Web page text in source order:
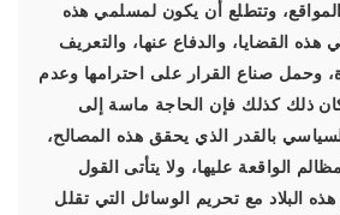
وتتطلع أن يكون لمسلمي هذه
هذه القضايا، والدفاع عنها، والتعريف
وحمل صناع القرار على احترامها وعدم
كان ذلك كذلك فإن الحاجة ماسة إلى
بالقدر الذي يحقق هذه المصالح،
الواقعة عليها، ولا يتأتى القول
البلاد مع تحريم الوسائل التي تقلل